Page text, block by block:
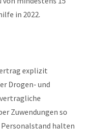
in 2022.
explizit
Drogen- und
Zuwendungen so
halten